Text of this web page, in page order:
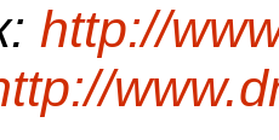
http://